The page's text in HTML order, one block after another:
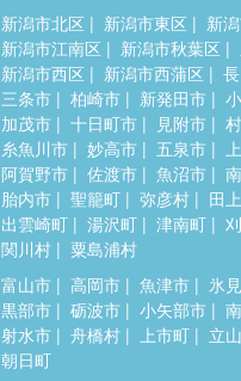
新潟市北区 新潟市東区
新
新潟市江南区
新潟市秋葉区
新潟市西区
新潟市西蒲区
三条市
柏崎市 新発田市
加茂市
十日町市 見附市
糸魚川市
妙高市 五泉市
阿賀野市
佐渡市 魚沼市
胎内市
聖籠町 弥彦村 田
出雲崎町
湯沢町 津南町
関川村
粟島浦村
富山市 高岡市 魚津市 氷
黒部市
砺波市 小矢部市
射水市
舟橋村 上市町 立
朝日町